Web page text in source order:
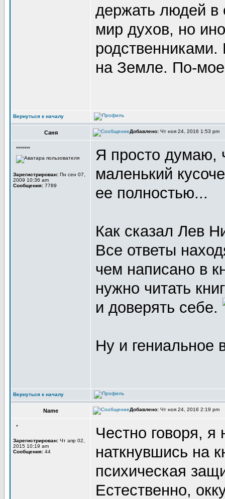
держать людей в
мир духов, но
родственниками.
на Земле. По-
Вернуться к началу
Саня Добавлено: Чт ноя 24, 2016 1:53 pm
*******
Зарегистрирован: Пн сен 07,
2009 10:36 am
Сообщения: 7789
Я просто думаю,
маленький
ее полностью...
Как сказал Лев
Все ответы
чем написано в
нужно читать
и доверять себе.
Ну и гениальное
Вернуться к началу
Name Добавлено: Чт ноя 24, 2016 2:19 pm
*
Зарегистрирован: Чт апр 02,
2015 10:19 am
Сообщения: 44
Честно говоря, я
наткнувшись на
психическая
Естественно,